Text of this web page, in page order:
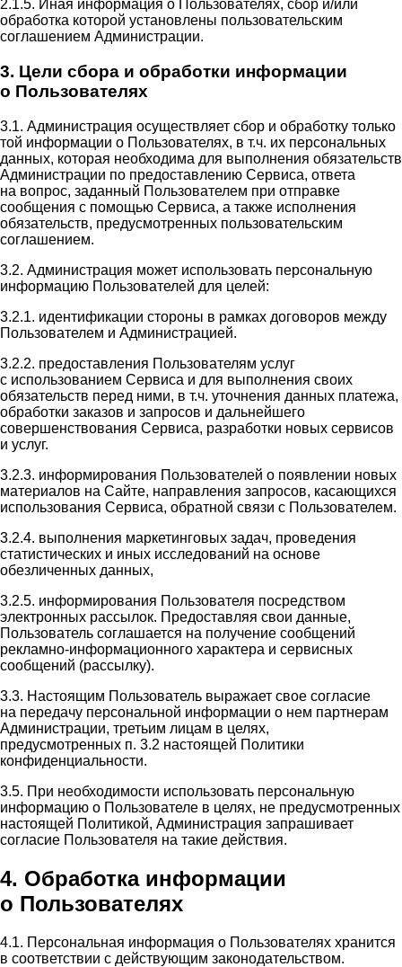
2.1.5. Иная информация о Пользователях, сбор и/или
обработка которой установлены пользовательским
соглашением Администрации.
3. Цели сбора и обработки информации
о Пользователях
3.1. Администрация осуществляет сбор и обработку только
той информации о Пользователях, в т.ч. их персональных
данных, которая необходима для выполнения обязательств
Администрации по предоставлению Сервиса, ответа
на вопрос, заданный Пользователем при отправке
сообщения с помощью Сервиса, а также исполнения
обязательств, предусмотренных пользовательским
соглашением.
3.2. Администрация может использовать персональную
информацию Пользователей для целей:
3.2.1. идентификации стороны в рамках договоров между
Пользователем и Администрацией.
3.2.2. предоставления Пользователям услуг
с использованием Сервиса и для выполнения своих
обязательств перед ними, в т.ч. уточнения данных платежа,
обработки заказов и запросов и дальнейшего
совершенствования Сервиса, разработки новых сервисов
и услуг.
3.2.3. информирования Пользователей о появлении новых
материалов на Сайте, направления запросов, касающихся
использования Сервиса, обратной связи с Пользователем.
3.2.4. выполнения маркетинговых задач, проведения
статистических и иных исследований на основе
обезличенных данных,
3.2.5. информирования Пользователя посредством
электронных рассылок. Предоставляя свои данные,
Пользователь соглашается на получение сообщений
рекламно-информационного характера и сервисных
сообщений (рассылку).
3.3. Настоящим Пользователь выражает свое согласие
на передачу персональной информации о нем партнерам
Администрации, третьим лицам в целях,
предусмотренных п. 3.2 настоящей Политики
конфиденциальности.
3.5. При необходимости использовать персональную
информацию о Пользователе в целях, не предусмотренных
настоящей Политикой, Администрация запрашивает
согласие Пользователя на такие действия.
4. Обработка информации
о Пользователях
4.1. Персональная информация о Пользователях хранится
в соответствии с действующим законодательством.